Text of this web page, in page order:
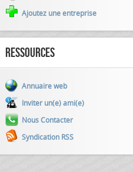
Ajoutez une entreprise
Ressources
Annuaire web
Inviter un(e) ami(e)
Nous Contacter
Syndication RSS